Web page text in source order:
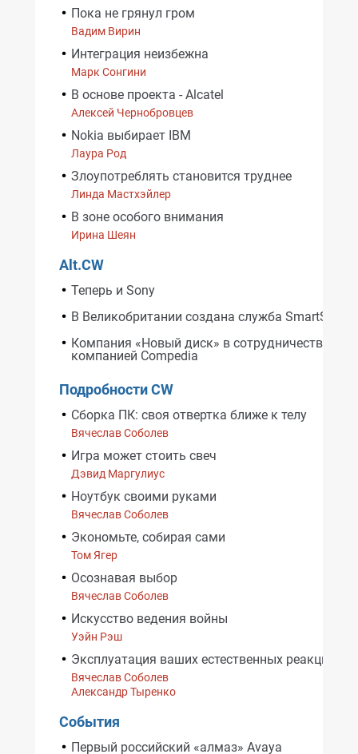
Пока не грянул гром
Вадим Вирин
Интеграция неизбежна
Марк Сонгини
В основе проекта - Alcatel
Алексей Чернобровцев
Nokia выбирает IBM
Лаура Род
Злоупотреблять становится труднее
Линда Мастхэйлер
В зоне особого внимания
Ирина Шеян
Alt.CW
Теперь и Sony
В Великобритании создана служба SmartStamp
Компания «Новый диск» в сотрудничестве с
компанией Compedia
Подробности CW
Сборка ПК: своя отвертка ближе к телу
Вячеслав Соболев
Игра может стоить свеч
Дэвид Маргулиус
Ноутбук своими руками
Вячеслав Соболев
Экономьте, собирая сами
Том Ягер
Осознавая выбор
Вячеслав Соболев
Искусство ведения войны
Уэйн Рэш
Эксплуатация ваших естественных реакций
Вячеслав Соболев
Александр Тыренко
События
Первый российский «алмаз» Avaya